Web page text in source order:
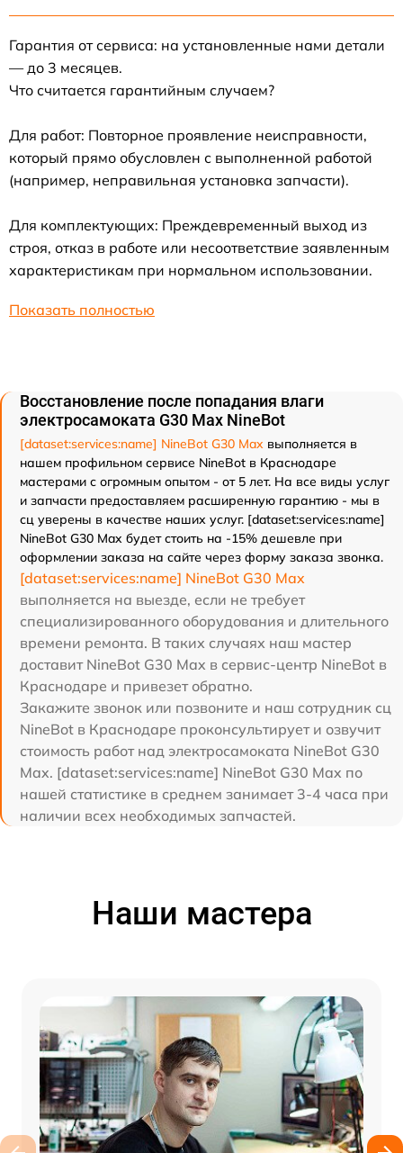
Гарантия от сервиса: на установленные нами детали
— до 3 месяцев.
Что считается гарантийным случаем?
Для работ: Повторное проявление неисправности,
который прямо обусловлен с выполненной работой
(например, неправильная установка запчасти).
Для комплектующих: Преждевременный выход из
строя, отказ в работе или несоответствие заявленным
характеристикам при нормальном использовании.
Показать полностью
Восстановление после попадания влаги
электросамоката G30 Max NineBot
[dataset:services:name] NineBot G30 Max выполняется в
нашем профильном сервисе NineBot в Краснодаре
мастерами с огромным опытом - от 5 лет. На все виды услуг
и запчасти предоставляем расширенную гарантию - мы в
сц уверены в качестве наших услуг. [dataset:services:name]
NineBot G30 Max будет стоить на -15% дешевле при
оформлении заказа на сайте через форму заказа звонка.
[dataset:services:name] NineBot G30 Max
выполняется на выезде, если не требует
специализированного оборудования и длительного
времени ремонта. В таких случаях наш мастер
доставит NineBot G30 Max в сервис-центр NineBot в
Краснодаре и привезет обратно.
Закажите звонок или позвоните и наш сотрудник сц
NineBot в Краснодаре проконсультирует и озвучит
стоимость работ над электросамоката NineBot G30
Max. [dataset:services:name] NineBot G30 Max по
нашей статистике в среднем занимает 3-4 часа при
наличии всех необходимых запчастей.
Наши мастера